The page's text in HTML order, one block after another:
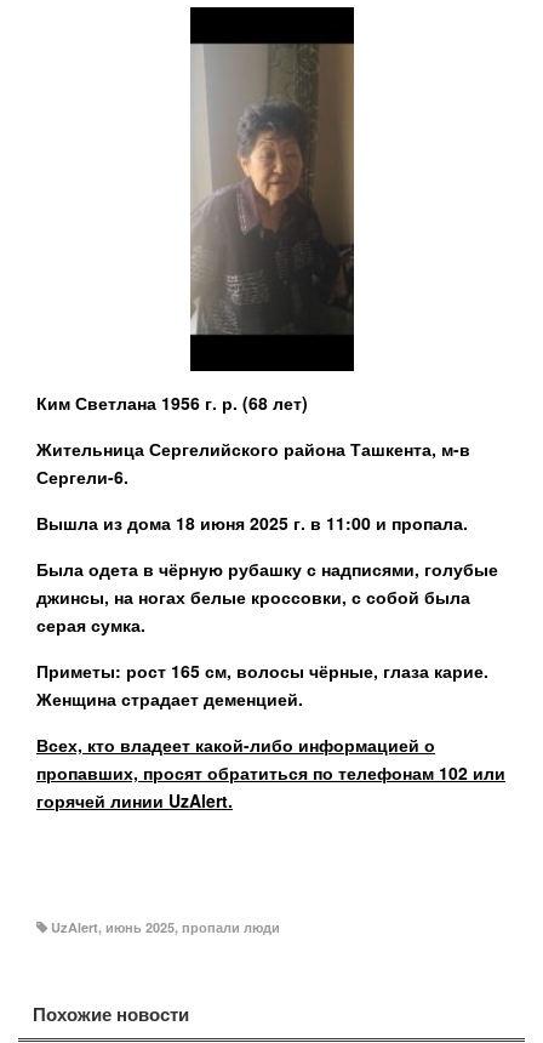
Ким Светлана 1956 г. р. (68 лет)
Жительница Сергелийского района Ташкента, м-в
Сергели-6.
Вышла из дома 18 июня 2025 г. в 11:00 и пропала.
Была одета в чёрную рубашку с надписями, голубые
джинсы, на ногах белые кроссовки, с собой была
серая сумка.
Приметы: рост 165 см, волосы чёрные, глаза карие.
Женщина страдает деменцией.
Всех, кто владеет какой-либо информацией о
пропавших, просят обратиться по телефонам 102 или
горячей линии UzAlert.
UzAlert, июнь 2025, пропали люди
Похожие новости